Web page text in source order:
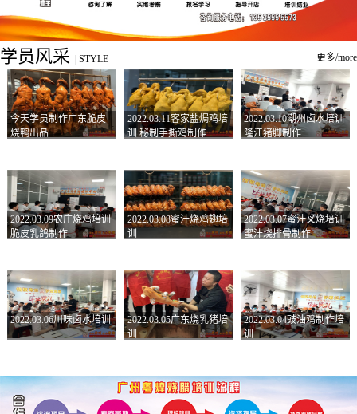
学员风采 STYLE 更多/more
今天学员制作广东脆皮
烧鸭出品
2022.03.11客家盐焗鸡培
训 秘制手撕鸡制作
2022.03.10潮州卤水培训
隆江猪脚制作
2022.03.09农庄烧鸡培训
脆皮乳鸽制作
2022.03.08蜜汁烧鸡翅培
训
2022.03.07蜜汁叉烧培训
蜜汁烧排骨制作
2022.03.06川味卤水培训
2022.03.05广东烧乳猪培
训
2022.03.04豉油鸡制作培
训